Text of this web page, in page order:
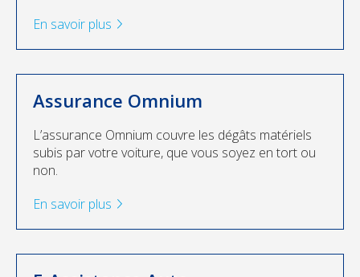
En savoir plus
Assurance Omnium
L’assurance Omnium couvre les dégâts matériels
subis par votre voiture, que vous soyez en tort ou
non.
En savoir plus